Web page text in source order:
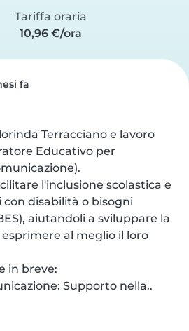
Tariffa oraria
10,96 €/ora
fa
Terracciano e lavoro
Educativo per
l'inclusione scolastica e
disabilità o bisogni
aiutandoli a sviluppare la
al meglio il loro
in breve:
Supporto nella..